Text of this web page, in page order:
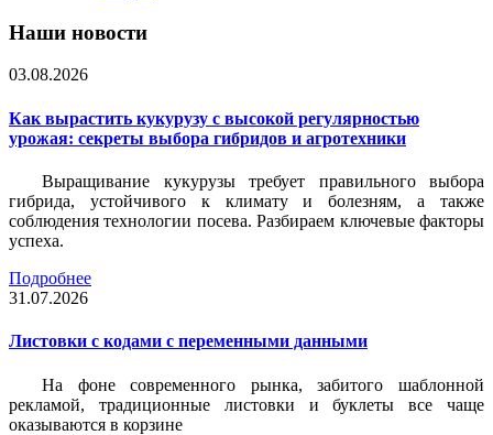
Наши новости
03.08.2026
Как вырастить кукурузу с высокой регулярностью
урожая: секреты выбора гибридов и агротехники
Выращивание кукурузы требует правильного выбора
гибрида, устойчивого к климату и болезням, а также
соблюдения технологии посева. Разбираем ключевые факторы
успеха.
Подробнее
31.07.2026
Листовки c кодами с переменными данными
На фоне современного рынка, забитого шаблонной
рекламой, традиционные листовки и буклеты все чаще
оказываются в корзине